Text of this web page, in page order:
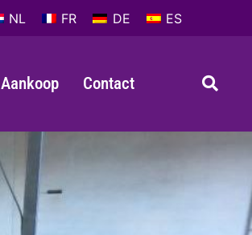
NL FR DE ES
Aankoop Contact